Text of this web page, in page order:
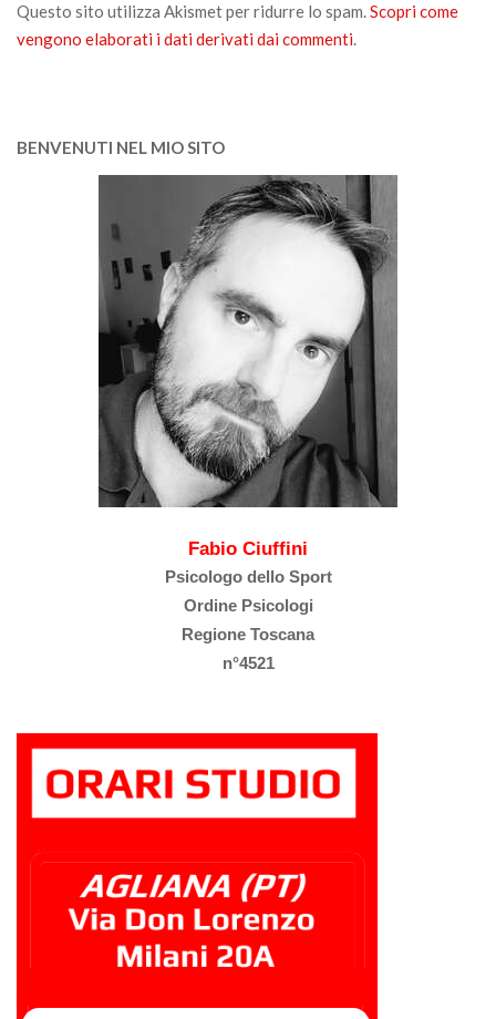
Questo sito utilizza Akismet per ridurre lo spam.Scopri come
vengono elaborati i dati derivati dai commenti.
BENVENUTI NEL MIO SITO
Fabio Ciuffini
Psicologo dello Sport
Ordine Psicologi
Regione Toscana
n°4521